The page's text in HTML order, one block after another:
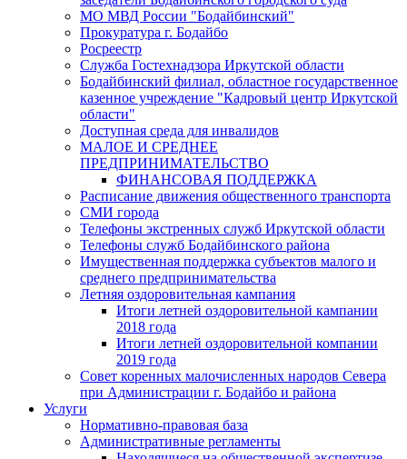
МО МВД России "Бодайбинский"
Прокуратура г. Бодайбо
Росреестр
Служба Гостехнадзора Иркутской области
Бодайбинский филиал, областное государственное
казенное учреждение "Кадровый центр Иркутской
области"
Доступная среда для инвалидов
МАЛОЕ И СРЕДНЕЕ
ПРЕДПРИНИМАТЕЛЬСТВО
ФИНАНСОВАЯ ПОДДЕРЖКА
Расписание движения общественного транспорта
СМИ города
Телефоны экстренных служб Иркутской области
Телефоны служб Бодайбинского района
Имущественная поддержка субъектов малого и
среднего предпринимательства
Летняя оздоровительная кампания
Итоги летней оздоровительной кампании
2018 года
Итоги летней оздоровительной компании
2019 года
Совет коренных малочисленных народов Севера
при Администрации г. Бодайбо и района
Услуги
Нормативно-правовая база
Административные регламенты